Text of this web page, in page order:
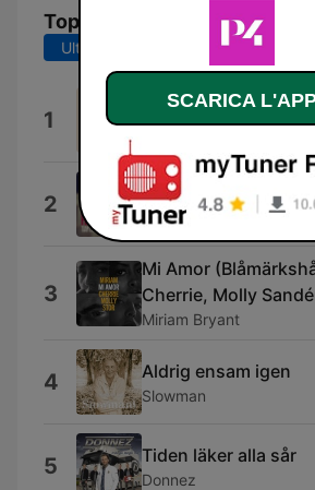
Top brani
Ultimi 7 giorni Ultimi 30 giorni
1 Overkill
2 I Knew You Were
Taylor Swift
3
Mi Amor
Cherrie, Molly
Miriam Bryant
4 Aldrig ensam igen
Slowman
5 Tiden läker alla sår
Donnez
SCARICA